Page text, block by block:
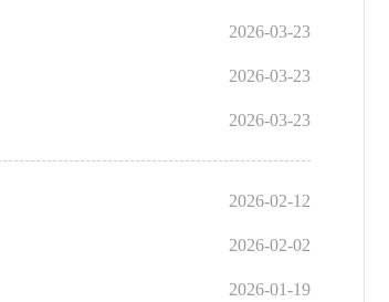
2026-03-23
2026-03-23
2026-03-23
2026-02-12
2026-02-02
2026-01-19